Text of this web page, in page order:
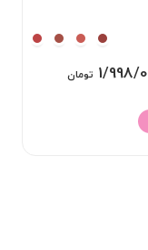
1/998/ تومانقیمت